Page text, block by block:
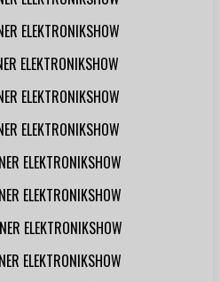
ELEKTRONIKSHOW
ELEKTRONIKSHOW
ELEKTRONIKSHOW
ELEKTRONIKSHOW
ELEKTRONIKSHOW
ELEKTRONIKSHOW
ELEKTRONIKSHOW
ELEKTRONIKSHOW